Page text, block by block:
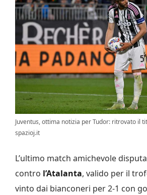
Juventus, ottima notizia per Tudor: ritrovato il
spazioj.it
L’ultimo match amichevole
contro l’Atalanta, valido per il
vinto dai bianconeri per 2-1 con